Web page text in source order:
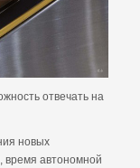
отвечать на
новых
время автономной